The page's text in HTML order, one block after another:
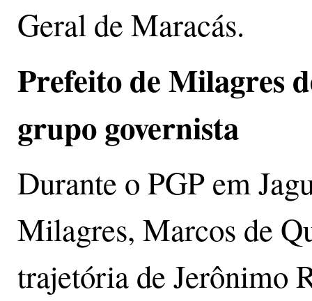
Geral de Maracás.
Prefeito de Milagres
grupo governista
Durante o PGP em
Milagres, Marcos de
trajetória de Jerônimo